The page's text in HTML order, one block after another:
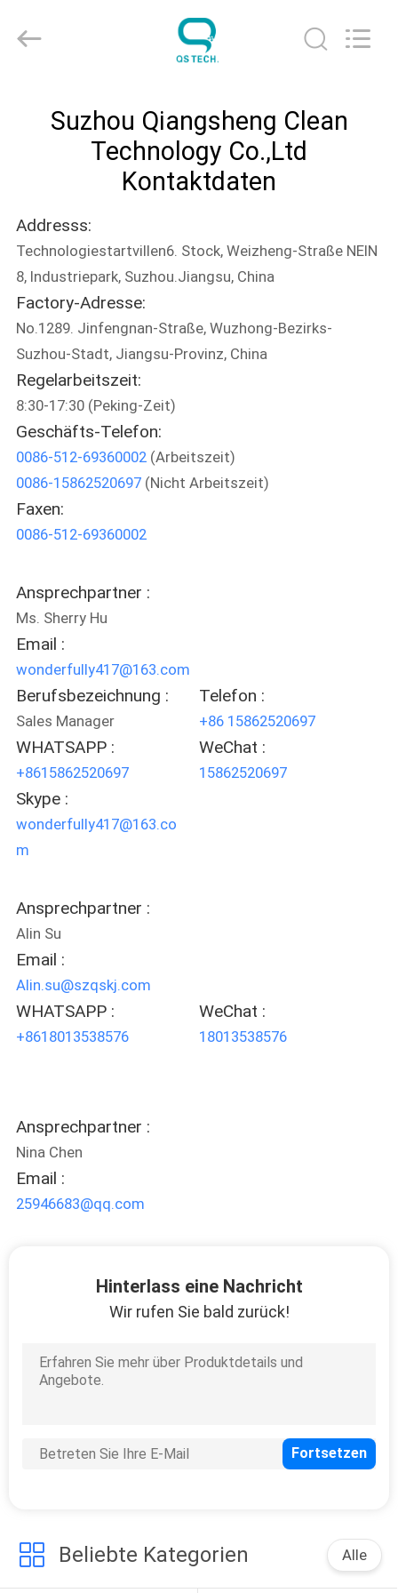
PRODUKTE
UNS
FABRIK-
AUSFLUG
QUALITÄTSKONTROLLE
TRETEN
SIE
MIT
UNS
VERBINDUNG
NACHRICHTEN
FORDERN
SIE
EIN
ZITAT
SITEMAP
PRIVACY
POLICY
Technology
Co.,Ltd.
Suzhou Qiangsheng Clean
Technology Co.,Ltd
Kontaktdaten
Addresss:
Technologiestartvillen6. Stock, Weizheng-Straße NEIN
8, Industriepark, Suzhou.Jiangsu, China
Factory-Adresse:
No.1289. Jinfengnan-Straße, Wuzhong-Bezirks-
Suzhou-Stadt, Jiangsu-Provinz, China
Regelarbeitszeit:
8:30-17:30 (Peking-Zeit)
Geschäfts-Telefon:
0086-512-69360002(Arbeitszeit)
0086-15862520697(Nicht Arbeitszeit)
Faxen:
0086-512-69360002
Ansprechpartner :
Ms. Sherry Hu
Email :
wonderfully417@163.com
Berufsbezeichnung :
Sales Manager
Telefon :
+86 15862520697
WHATSAPP :
+8615862520697
WeChat :
15862520697
Skype :
wonderfully417@163.co
m
Ansprechpartner :
Alin Su
Email :
Alin.su@szqskj.com
WHATSAPP :
+8618013538576
WeChat :
18013538576
Ansprechpartner :
Nina Chen
Email :
25946683@qq.com
Hinterlass eine Nachricht
Wir rufen Sie bald zurück!
Beliebte Kategorien Alle